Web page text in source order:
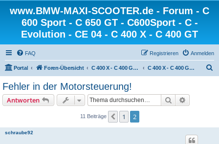
www.BMW-MAXI-SCOOTER.de - Forum - C
600 Sport - C 650 GT - C600Sport - C -
Evolution - CE 04 - C 400 X - C 400 GT
FAQ Anmelden
Registrieren
Portal Foren-Übersicht C 400 X - C 400 GT - BMW Scooter C 400 X - C 400 GT - Technik
Fehler in der Motorsteuerung!
Antworten Suche
11 Beiträge Vorherige
1 2
schraube92